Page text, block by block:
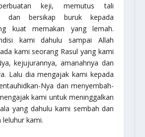
keji, memutus tali
dan bersikap buruk kepada
kuat memakan yang lemah.
kami dahulu sampai Allah
kami seorang Rasul yang kami
kejujurannya, amanahnya dan
Lalu dia mengajak kami kepada
Nya dan menyembah-
kami untuk meninggalkan
yang dahulu kami sembah dan
kami.